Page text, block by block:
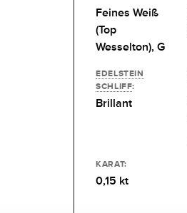
Feines Weiß
(Top
Wesselton), G
EDELSTEIN
SCHLIFF:
Brillant
KARAT:
0,15 kt